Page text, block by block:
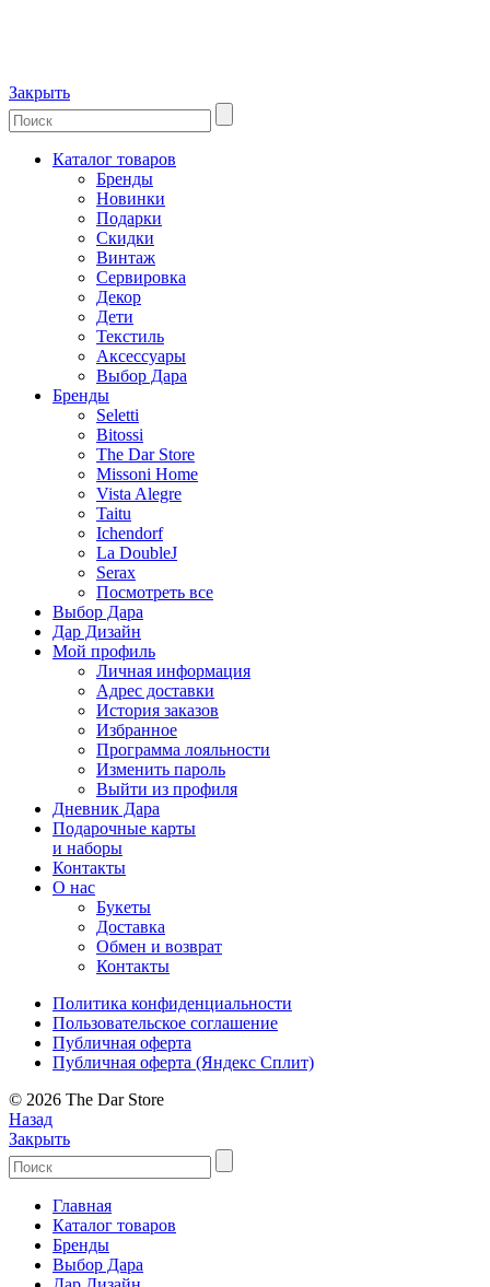
Закрыть
Каталог товаров
Бренды
Новинки
Подарки
Скидки
Винтаж
Сервировка
Декор
Дети
Текстиль
Аксессуары
Выбор Дара
Бренды
Seletti
Bitossi
The Dar Store
Missoni Home
Vista Alegre
Taitu
Ichendorf
La DoubleJ
Serax
Посмотреть все
Выбор Дара
Дар Дизайн
Мой профиль
Личная информация
Адрес доставки
История заказов
Избранное
Программа лояльности
Изменить пароль
Выйти из профиля
Дневник Дара
Подарочные карты
и наборы
Контакты
О нас
Букеты
Доставка
Обмен и возврат
Контакты
Политика конфиденциальности
Пользовательское соглашение
Публичная оферта
Публичная оферта (Яндекс Сплит)
© 2026 The Dar Store
Назад
Закрыть
Главная
Каталог товаров
Бренды
Выбор Дара